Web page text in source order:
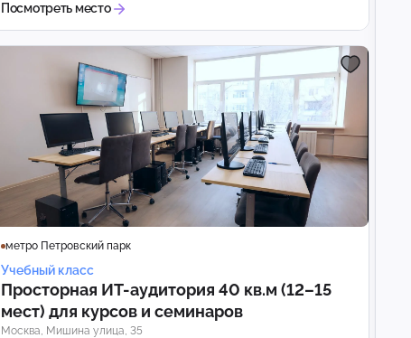
Посмотреть место
метро Петровский парк
Учебный класс
Просторная ИТ-аудитория 40 кв.м (12–15
мест) для курсов и семинаров
Москва, Мишина улица, 35